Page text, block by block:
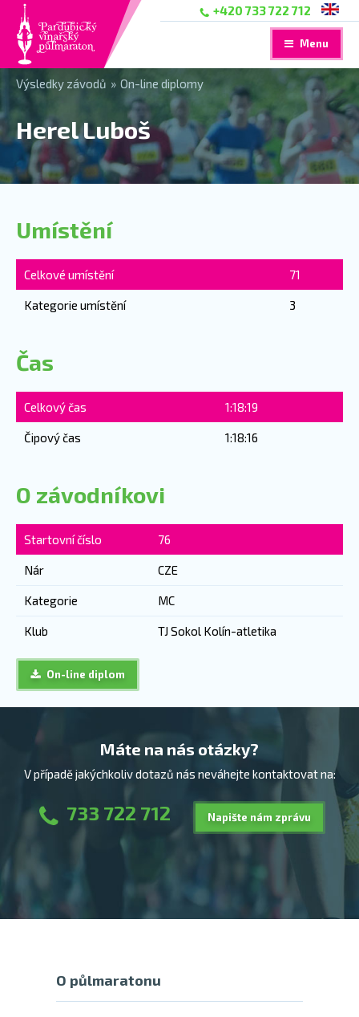
+420 733 722 712
Menu
Výsledky závodů » On-line diplomy
Herel Luboš
Umístění
Celkové umístění 71
Kategorie umístění 3
Čas
Celkový čas 1:18:19
Čipový čas 1:18:16
O závodníkovi
Startovní číslo 76
Nár CZE
Kategorie MC
Klub TJ Sokol Kolín-atletika
On-line diplom
Máte na nás otázky?
V případě jakýchkoliv dotazů nás neváhejte kontaktovat na:
733 722 712 Napište nám zprávu
O půlmaratonu